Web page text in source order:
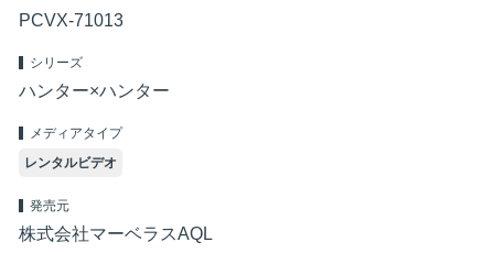
PCVX-71013
シリーズ
ハンター×ハンター
メディアタイプ
レンタルビデオ
発売元
株式会社マーベラスAQL